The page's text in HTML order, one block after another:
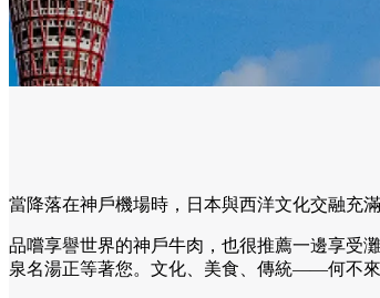
當降落在神戶機場時，日本與西洋文化交融充
品嚐享譽世界的神戶牛肉，也很推薦一邊享受
泉名湯正等著您。文化、美食、傳統——何不